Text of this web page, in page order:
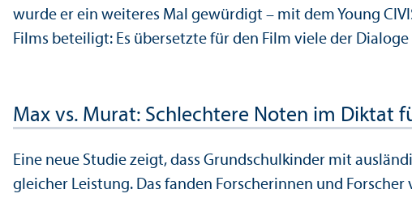
wurde er ein weiteres Mal gewürdigt – mit dem Young
Films beteiligt: Es übersetzte für den Film viele der
Max vs. Murat: Schlechtere Noten im Diktat
Eine neue Studie zeigt, dass Grundschulkinder mit
gleicher Leistung. Das fanden Forscherinnen und